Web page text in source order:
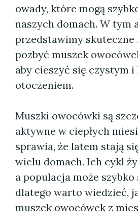
owady, które mogą
naszych domach. W tym
przedstawimy skuteczne
pozbyć muszek
aby cieszyć się czystym
otoczeniem.
Muszki owocówki są
aktywne w ciepłych
sprawia, że latem stają
wielu domach. Ich cykl
a populacja może szybko
dlatego warto wiedzieć,
muszek owocówek z